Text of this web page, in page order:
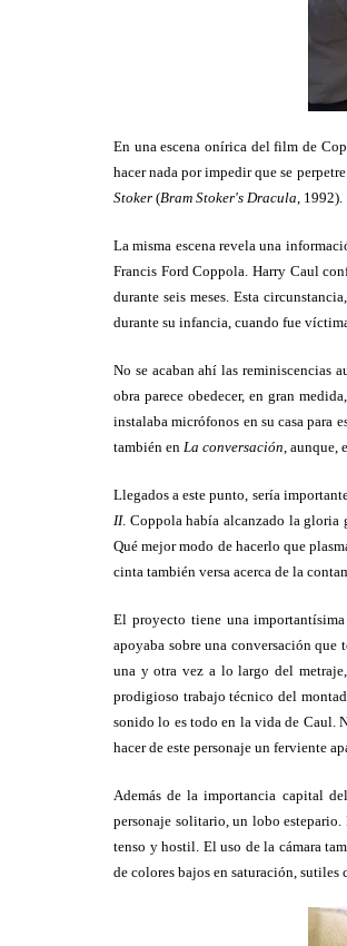
En una escena onírica del film de
hacer nada por impedir que se
Stoker (Bram Stoker's Dracula, 1992).
La misma escena revela una
Francis Ford Coppola. Harry Caul
durante seis meses. Esta
durante su infancia, cuando fue
No se acaban ahí las reminiscencias
obra parece obedecer, en gran
instalaba micrófonos en su casa para
también en La conversación, aunque,
Llegados a este punto, sería
II. Coppola había alcanzado la gloria
Qué mejor modo de hacerlo que
cinta también versa acerca de la
El proyecto tiene una
apoyaba sobre una conversación que
una y otra vez a lo largo del
prodigioso trabajo técnico del
sonido lo es todo en la vida de Caul.
hacer de este personaje un ferviente
Además de la importancia capital
personaje solitario, un lobo estepario.
tenso y hostil. El uso de la cámara
de colores bajos en saturación,